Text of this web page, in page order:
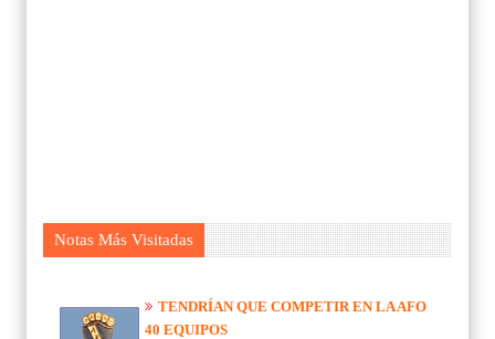
Notas Más Visitadas
TENDRÍAN QUE COMPETIR EN LA AFO
40 EQUIPOS